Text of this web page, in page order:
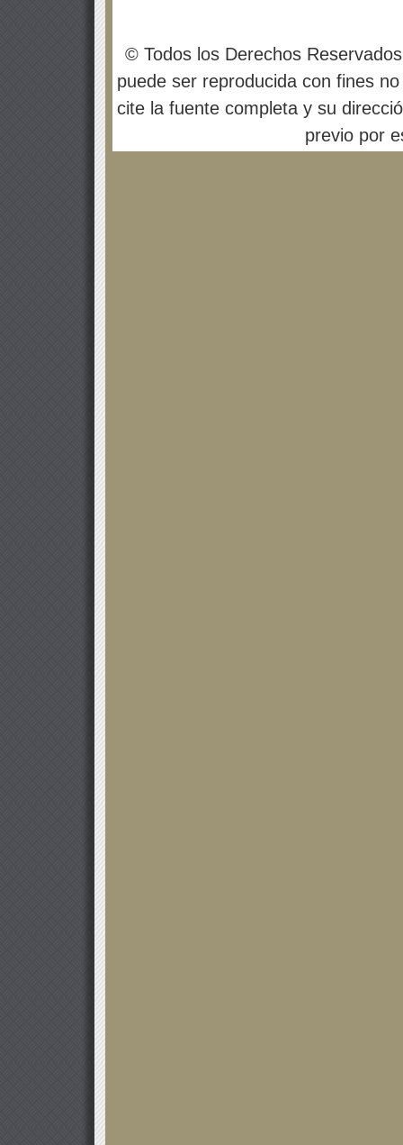
© Todos los Derechos
puede ser reproducida con fines
cite la fuente completa y su
previo por